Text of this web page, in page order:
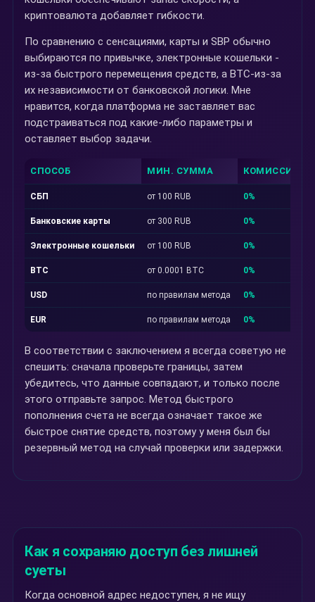
криптовалюта добавляет гибкости.
По сравнению с сенсациями, карты и SBP обычно
выбираются по привычке, электронные кошельки -
из-за быстрого перемещения средств, а BTC-из-за
их независимости от банковской логики. Мне
нравится, когда платформа не заставляет вас
подстраиваться под какие-либо параметры и
оставляет выбор задачи.
СПОСОБ МИН. СУММА КОМИССИЯ
СБП от 100 RUB 0%
Банковские карты от 300 RUB 0%
Электронные кошельки от 100 RUB 0%
BTC от 0.0001 BTC 0%
USD по правилам метода 0%
EUR по правилам метода 0%
В соответствии с заключением я всегда советую не
спешить: сначала проверьте границы, затем
убедитесь, что данные совпадают, и только после
этого отправьте запрос. Метод быстрого
пополнения счета не всегда означает такое же
быстрое снятие средств, поэтому у меня был бы
резервный метод на случай проверки или задержки.
Как я сохраняю доступ без лишней
суеты
Когда основной адрес недоступен, я не ищу